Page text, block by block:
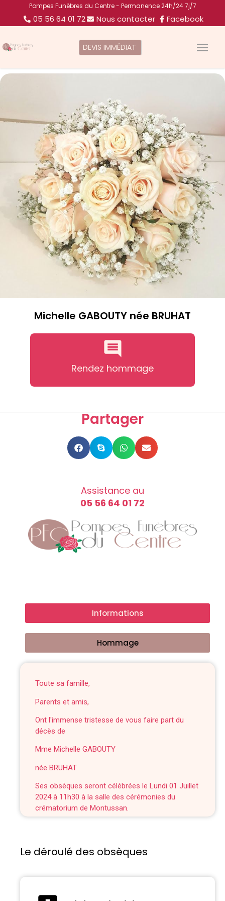
Pompes Funèbres du Centre - Permanence 24h/24 7j/7
05 56 64 01 72 Nous contacter Facebook
DEVIS IMMÉDIAT
Michelle GABOUTY née BRUHAT
Rendez hommage
Partager
Assistance au
05 56 64 01 72
Informations
Hommage
Toute sa famille,
Parents et amis,
Ont l'immense tristesse de vous faire part du
décès de
Mme Michelle GABOUTY
née BRUHAT
Ses obsèques seront célébrées le Lundi 01 Juillet
2024 à 11h30 à la salle des cérémonies du
crématorium de Montussan.
Le déroulé des obsèques